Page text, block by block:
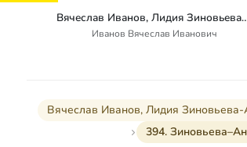
Вячеслав Иванов, Лидия
Иванов Вячеслав Иванович
Вячеслав Иванов, Лидия
394.